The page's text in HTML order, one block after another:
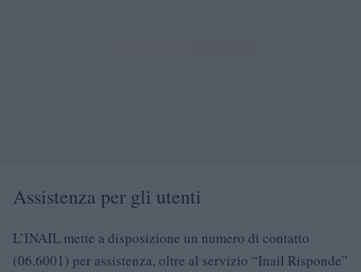
Assistenza per gli utenti
L’INAIL mette a disposizione un numero di contatto
(06.6001) per assistenza, oltre al servizio “Inail Risponde”